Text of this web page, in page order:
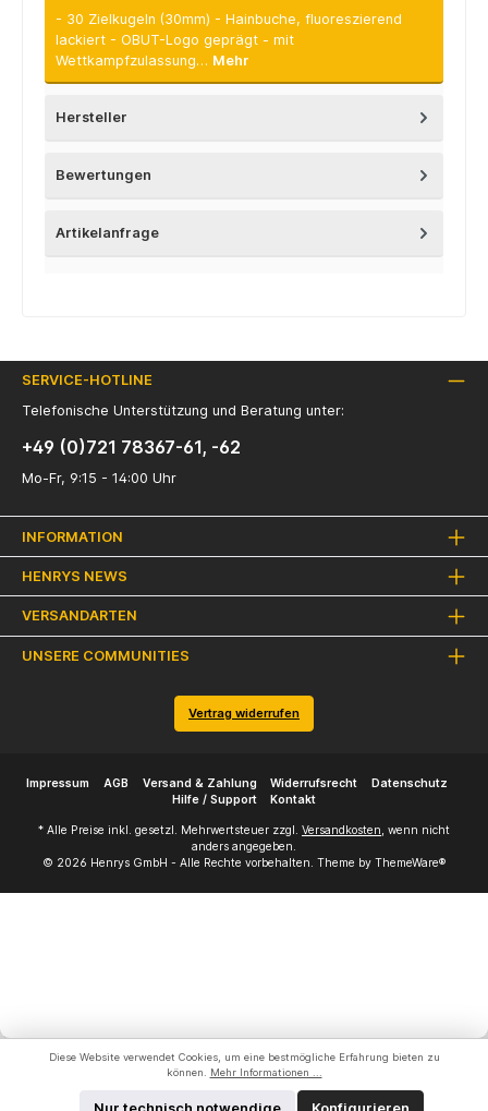
- 30 Zielkugeln (30mm) - Hainbuche, fluoreszierend
lackiert - OBUT-Logo geprägt - mit
Wettkampfzulassung… Mehr
Hersteller
Bewertungen
Artikelanfrage
SERVICE-HOTLINE
Telefonische Unterstützung und Beratung unter:
+49 (0)721 78367-61, -62
Mo-Fr, 9:15 - 14:00 Uhr
INFORMATION
HENRYS NEWS
VERSANDARTEN
UNSERE COMMUNITIES
Vertrag widerrufen
Impressum AGB Versand & Zahlung Widerrufsrecht
Datenschutz
Hilfe / Support
Kontakt
* Alle Preise inkl. gesetzl. Mehrwertsteuer zzgl. Versandkosten, wenn nicht
anders angegeben.
© 2026 Henrys GmbH - Alle Rechte vorbehalten. Theme by ThemeWare®
Diese Website verwendet Cookies, um eine bestmögliche Erfahrung bieten zu
können.
Mehr Informationen ...